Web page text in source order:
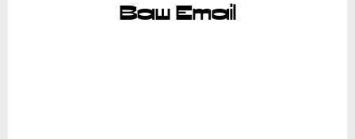
Ваш Email